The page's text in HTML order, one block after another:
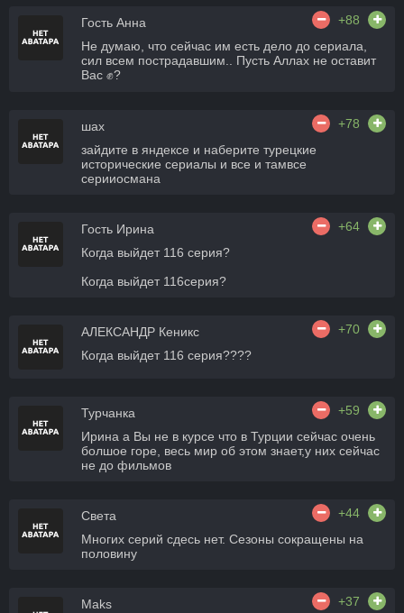
Гость Анна
+88
Не думаю, что сейчас им есть дело до сериала,
сил всем пострадавшим.. Пусть Аллах не оставит
Вас ✊?
шах
+78
зайдите в яндексе и наберите турецкие
исторические сериалы и все и тамвсе
серииосмана
Гость Ирина
+64
Когда выйдет 116 серия?
Когда выйдет 116серия?
АЛЕКСАНДР Кеникс
+70
Когда выйдет 116 серия????
Турчанка
+59
Ирина а Вы не в курсе что в Турции сейчас очень
болшое горе, весь мир об этом знает,у них сейчас
не до фильмов
Света
+44
Многих серий сдесь нет. Сезоны сокращены на
половину
Maks
+37